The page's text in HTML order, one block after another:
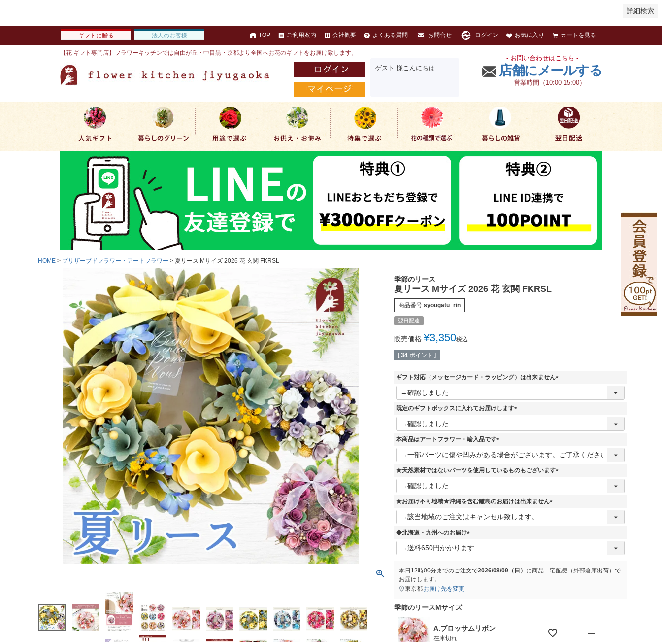
詳細検索
ギフトに贈る 法人のお客様 TOP ご利用案内 会社概要 よくある質問 お問合せ ログイン お気に入り カートを見る
【花 ギフト専門店】フラワーキッチンでは自由が丘・中目黒・京都より全国へお花のギフトをお届け致します。
ゲスト 様こんにちは
- お問い合わせはこちら -
店舗にメールする
営業時間（10:00-15:00）
HOME プリザーブドフラワー・アートフラワー 夏リース Mサイズ 2026 花 玄関 FKRSL
季節のリース
夏リース Mサイズ 2026 花 玄関 FKRSL
商品番号 syougatu_rin
翌日配達
販売価格 ¥3,350税込
[ 34 ポイント ]
ギフト対応（メッセージカード・ラッピング）は出来ません
(
既定のギフトボックスに入れてお届けします
(
本商品はアートフラワー・輸入品です
(
必
須
★天然素材ではないパーツを使用しているものもございます
(
★お届け不可地域★沖縄を含む離島のお届けは出来ません
(
◆北海道・九州へのお届け
(
必
)
本日 12時00分までのご注文で2026/08/09（日） に商品 宅配便（外部倉庫出荷） で
お届けします。
東京都お届け先を変更
季節のリースMサイズ
A.ブロッサムリボン
在庫切れ
—